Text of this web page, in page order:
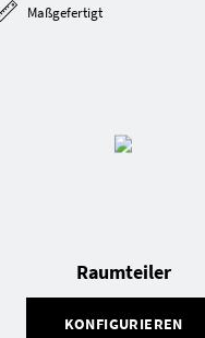
Maßgefertigt
KONFIGURIEREN
Raumteiler